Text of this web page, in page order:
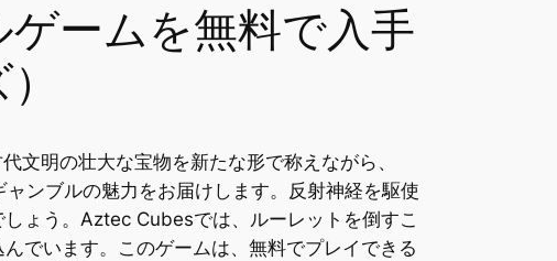
ームを無料で入手
明の壮大な宝物を新たな形で称えながら、
ンブルの魅力をお届けします。反射神経を駆使
ょう。Aztec Cubesでは、ルーレットを倒すこ
でいます。このゲームは、無料でプレイできる